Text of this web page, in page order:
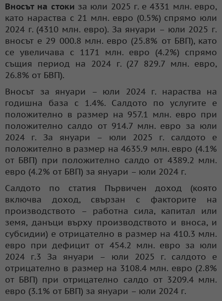
Вносът на стоки за юли 2025 г. е 4331 млн. евро,
като нараства с 21 млн. евро (0.5%) спрямо юли
2024 г. (4310 млн. евро). За януари – юли 2025 г.
вносът е 29 000.8 млн. евро (25.8% от БВП), като
се увеличава с 1171 млн. евро (4.2%) спрямо
същия период на 2024 г. (27 829.7 млн. евро,
26.8% от БВП).
Вносът за януари – юли 2024 г. нараства на
годишна база с 1.4%. Салдото по услугите е
положително в размер на 957.1 млн. евро при
положително салдо от 914.7 млн. евро за юли
2024 г. За януари – юли 2025 г. салдото е
положително в размер на 4635.9 млн. евро (4.1%
от БВП) при положително салдо от 4389.2 млн.
евро (4.2% от БВП) за януари – юли 2024 г.
Салдото по статия Първичен доход (която
включва доход, свързан с факторите на
производството – работна сила, капитал или
земя, данъци върху производството и вноса, и
субсидии) е отрицателно в размер на 410.3 млн.
евро при дефицит от 454.2 млн. евро за юли
2024 г.3 За януари – юли 2025 г. салдото е
отрицателно в размер на 3108.4 млн. евро (2.8%
от БВП) при отрицателно салдо от 3209.4 млн.
евро (3.1% от БВП) за януари – юли 2024 г.